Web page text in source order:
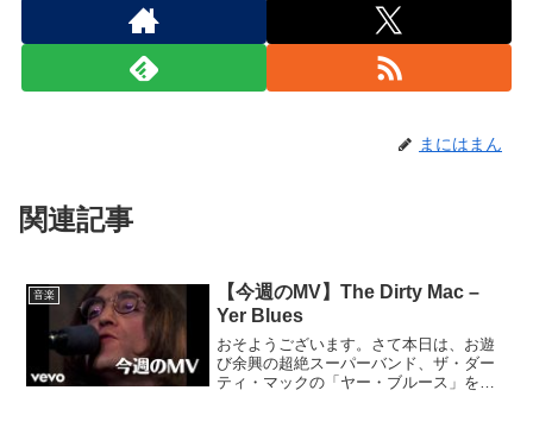
まにはまん
関連記事
音楽
【今週のMV】The Dirty Mac –
Yer Blues
おそようございます。さて本日は、お遊
び余興の超絶スーパーバンド、ザ・ダー
ティ・マックの「ヤー・ブルース」をピ